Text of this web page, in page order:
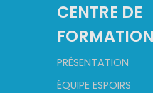
CENTRE DE
FORMATION
PRÉSENTATION
ÉQUIPE ESPOIRS